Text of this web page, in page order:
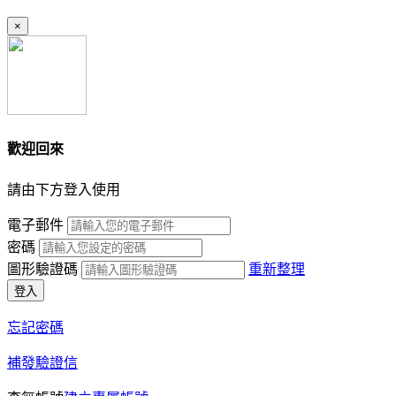
×
歡迎回來
請由下方登入使用
電子郵件
密碼
圖形驗證碼
重新整理
登入
忘記密碼
補發驗證信